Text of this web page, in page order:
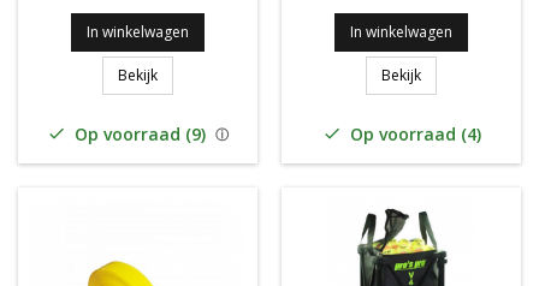
In winkelwagen
BekijkPRO'S PRO D789 SYN SPINOX GUT ROL 200 Meter
 Op voorraad (9)
In winkelwagen
BekijkPRO'S PRO P095
 Op voorraad (4)